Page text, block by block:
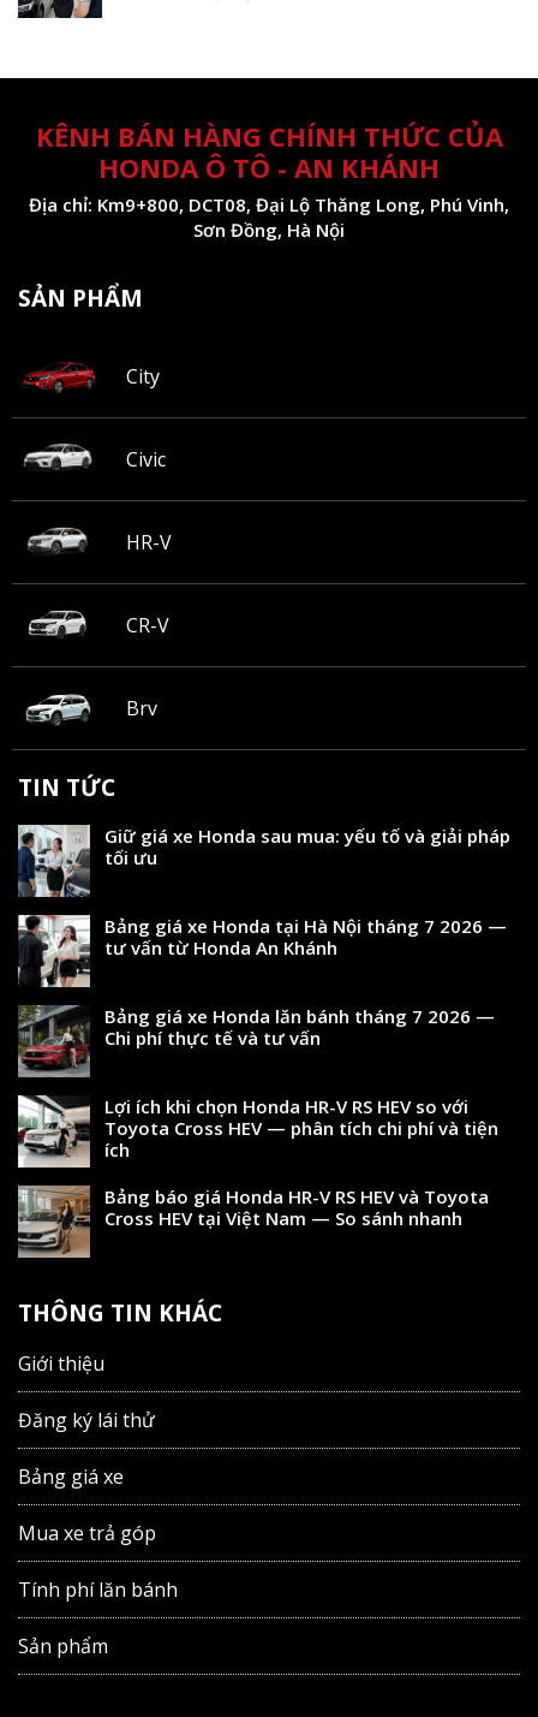
KÊNH BÁN HÀNG CHÍNH THỨC CỦA
HONDA Ô TÔ - AN KHÁNH
Địa chỉ: Km9+800, DCT08, Đại Lộ Thăng Long, Phú Vinh,
Sơn Đồng, Hà Nội
SẢN PHẨM
City
Civic
HR-V
CR-V
Brv
TIN TỨC
Giữ giá xe Honda sau mua: yếu tố và giải pháp
tối ưu
Bảng giá xe Honda tại Hà Nội tháng 7 2026 —
tư vấn từ Honda An Khánh
Bảng giá xe Honda lăn bánh tháng 7 2026 —
Chi phí thực tế và tư vấn
Lợi ích khi chọn Honda HR-V RS HEV so với
Toyota Cross HEV — phân tích chi phí và tiện
ích
Bảng báo giá Honda HR-V RS HEV và Toyota
Cross HEV tại Việt Nam — So sánh nhanh
THÔNG TIN KHÁC
Giới thiệu
Đăng ký lái thử
Bảng giá xe
Mua xe trả góp
Tính phí lăn bánh
Sản phẩm